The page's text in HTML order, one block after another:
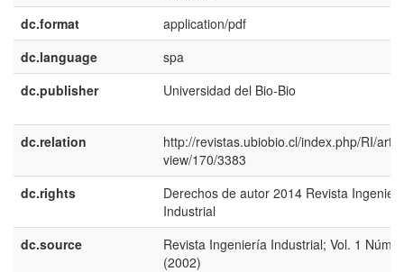
dc.format
application/pdf
dc.language
spa
dc.publisher
Universidad del Bio-Bio
dc.relation
http://revistas.ubiobio.cl/index.php/RI/
view/170/3383
dc.rights
Derechos de autor 2014 Revista
Industrial
dc.source
Revista Ingeniería Industrial; Vol. 1 Núm.
(2002)